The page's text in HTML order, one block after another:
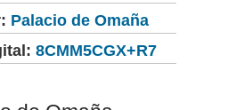
Palacio de Omaña
8CMM5CGX+R7